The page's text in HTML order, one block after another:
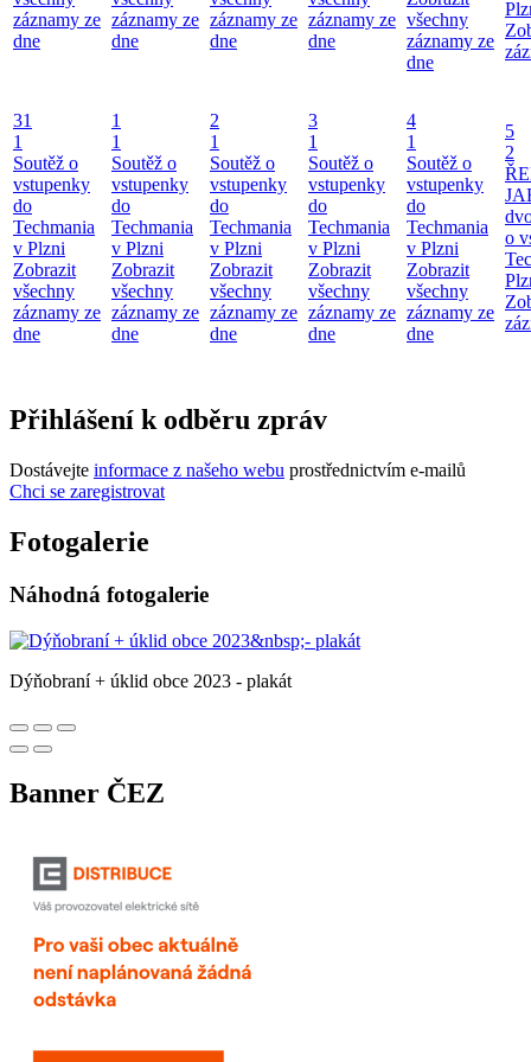
záznamy ze
dne
záznamy ze
dne
záznamy ze
dne
záznamy ze
dne
všechny
záznamy ze
dne
31
1
Soutěž o
vstupenky
do
Techmania
v Plzni
Zobrazit
všechny
záznamy ze
dne
1
1
Soutěž o
vstupenky
do
Techmania
v Plzni
Zobrazit
všechny
záznamy ze
dne
2
1
Soutěž o
vstupenky
do
Techmania
v Plzni
Zobrazit
všechny
záznamy ze
dne
3
1
Soutěž o
vstupenky
do
Techmania
v Plzni
Zobrazit
všechny
záznamy ze
dne
4
1
Soutěž o
vstupenky
do
Techmania
v Plzni
Zobrazit
všechny
záznamy ze
dne
5
2
o
Přihlášení k odběru zpráv
Dostávejte informace z našeho webu prostřednictvím e-mailů
Chci se zaregistrovat
Fotogalerie
Náhodná fotogalerie
Dýňobraní + úklid obce 2023 - plakát
Banner ČEZ